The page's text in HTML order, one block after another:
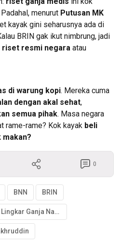
menurut Putusan MK
kayak gini seharusnya ada di
BRIN gak ikut nimbrung, jadi
riset resmi negara atau
di warung kopi. Mereka cuma
dengan akal sehat,
semua pihak. Masa negara
rame-rame? Kok kayak beli
makan?
0
BNN BRIN
Lingkar Ganja Nasional